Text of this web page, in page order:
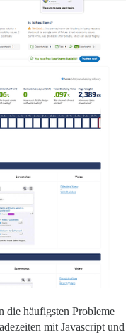
die häufigsten Probleme
mit Javascript und